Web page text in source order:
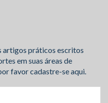
artigos práticos escritos
em suas áreas de
favor cadastre-se aqui.